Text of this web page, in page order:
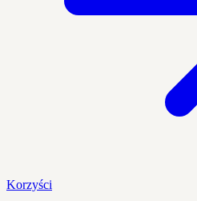
Korzyści